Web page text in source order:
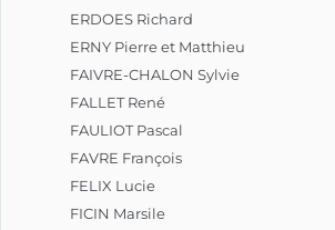
ERDOES Richard
ERNY Pierre et Matthieu
FAIVRE-CHALON Sylvie
FALLET René
FAULIOT Pascal
FAVRE François
FELIX Lucie
FICIN Marsile